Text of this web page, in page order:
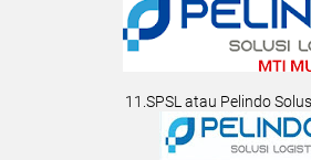
11.SPSL atau Pelindo